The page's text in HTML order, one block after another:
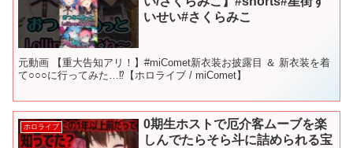
いせい#さくらみこ
元動画 【重大告知アリ！】#miComet新衣装お披露目 ＆ 新衣装を着
て○○○に行ってみた…⁉【ホロライブ / miComet】
ホロライブ
0期生ホストで厄介客ムーブを楽
しんでたらそら斗に詰められる宝